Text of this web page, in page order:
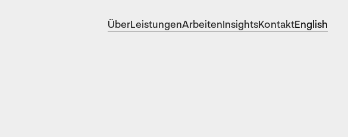
ÜberLeistungenArbeitenInsightsKontaktEnglish